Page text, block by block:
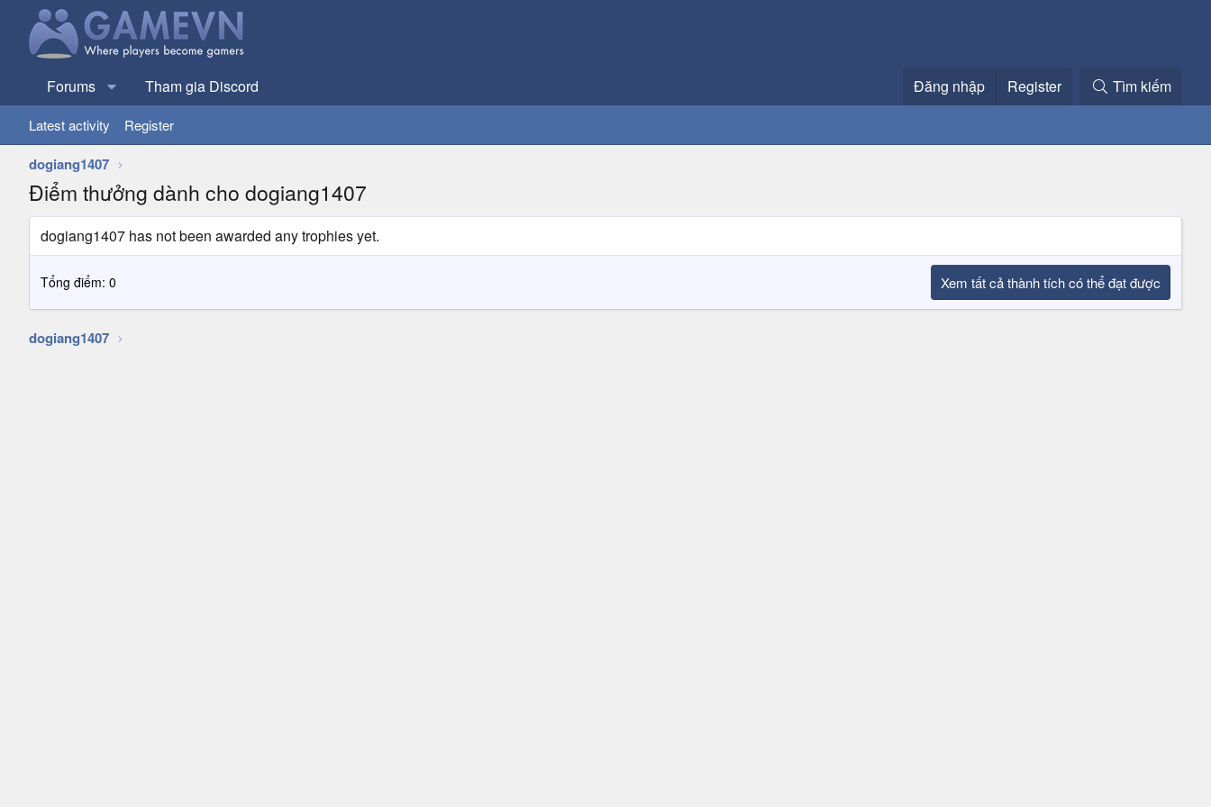
Forums Tham gia Discord Đăng nhập Register Tìm kiếm
Latest activity Register
dogiang1407
Điểm thưởng dành cho dogiang1407
dogiang1407 has not been awarded any trophies yet.
Tổng điểm: 0 Xem tất cả thành tích có thể đạt được
dogiang1407